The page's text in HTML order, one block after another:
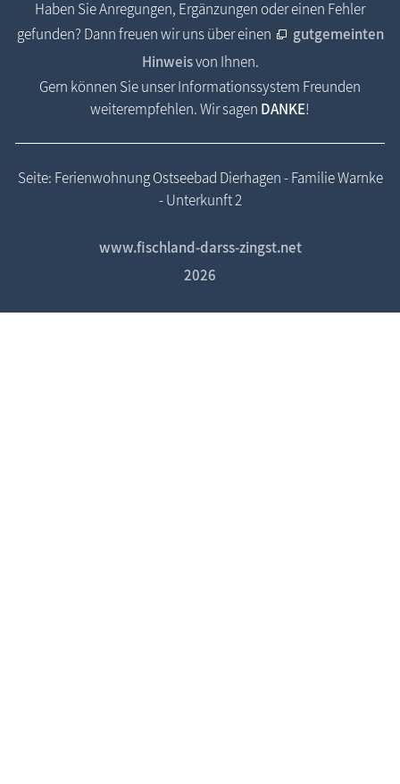
Haben Sie Anregungen, Ergänzungen oder einen Fehler
gefunden? Dann freuen wir uns über einen
gutgemeinten
Hinweisvon Ihnen.
Gern können Sie unser Informationssystem Freunden
weiterempfehlen. Wir sagen DANKE!
Seite: Ferienwohnung Ostseebad Dierhagen - Familie Warnke
- Unterkunft 2
www.fischland-darss-zingst.net
2026